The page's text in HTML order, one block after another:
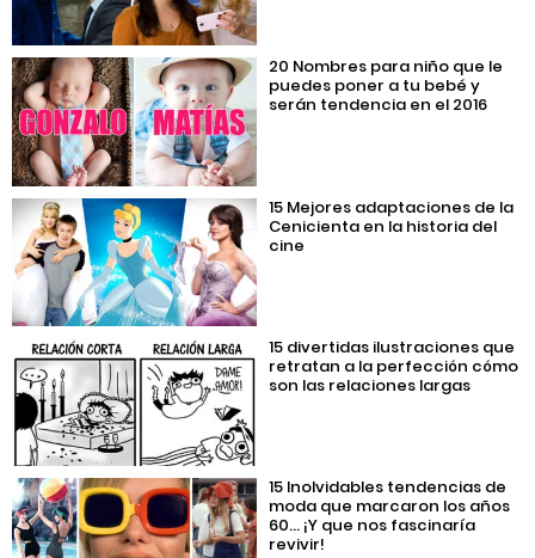
20 Nombres para niño que le
puedes poner a tu bebé y
serán tendencia en el 2016
15 Mejores adaptaciones de la
Cenicienta en la historia del
cine
15 divertidas ilustraciones que
retratan a la perfección cómo
son las relaciones largas
15 Inolvidables tendencias de
moda que marcaron los años
60… ¡Y que nos fascinaría
revivir!